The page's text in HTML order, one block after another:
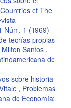
of The
Núm. 1 (1969)
teorías propias
Santos ,
de
sobre historia
, Problemas
de Economía: